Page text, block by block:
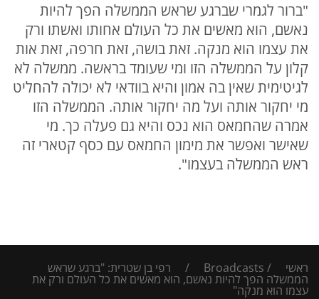
"ברור לגמרי שברגע שראש הממשלה הפך להיות
נאשם, הוא מאשים את כל העולם אחותו ואשתו ורק
את עצמו הוא מנקה. זאת בושה, זאת חרפה, זאת אות
קלון על הממשלה הזו ומי שעומד בראשה. ממשלה לא
לגיטימית שאין בה אמון והיא בוודאי לא יכולה להחליט
מי יחקור אותה ועל מה יחקור אותה. הממשלה הזו
אמרה שהחמאס הוא נכס והיא גם פעלה כך. מי
שאישר ואפשר את מימון החמאס עם כסף קטארי זה
ראש הממשלה בעצמו".
ראשי /
Broadcasts
/ רפי בן שטרית: "ברגע שראש
הממשלה הפך להיות נאשם, הוא מאשים את כל העולם ורק את
עצמו הוא מנקה"